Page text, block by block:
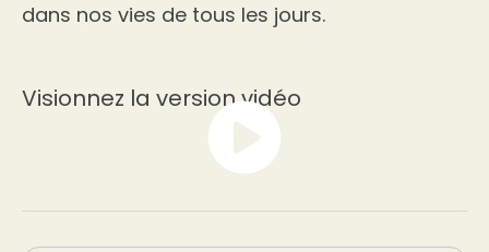
dans nos vies de tous les jours.
Visionnez la version vidéo